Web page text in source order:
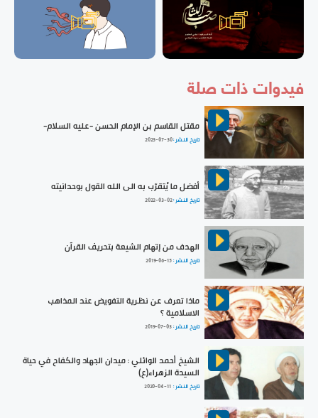
فيدوات ذات صلة
مقتل القاسم بن الإمام الحسن -عليه السلام-
تاريخ النشر :2023-07-30
أفضل ما يُتقرّب به الى الله القول بوحدانيته
تاريخ النشر :2022-03-02
الهدف من إتهام الشيعة بتحريف القرآن
تاريخ النشر :2019-06-15
ماذا تعرف عن نظرية التفويض عند المذاهب
الاسلامية ؟
تاريخ النشر :2019-07-03
الشيخ أحمد الوائلي : ميدان الجهاد والكفاح في حياة
السيدة الزهراء(ع)
تاريخ النشر : 2020-04-11